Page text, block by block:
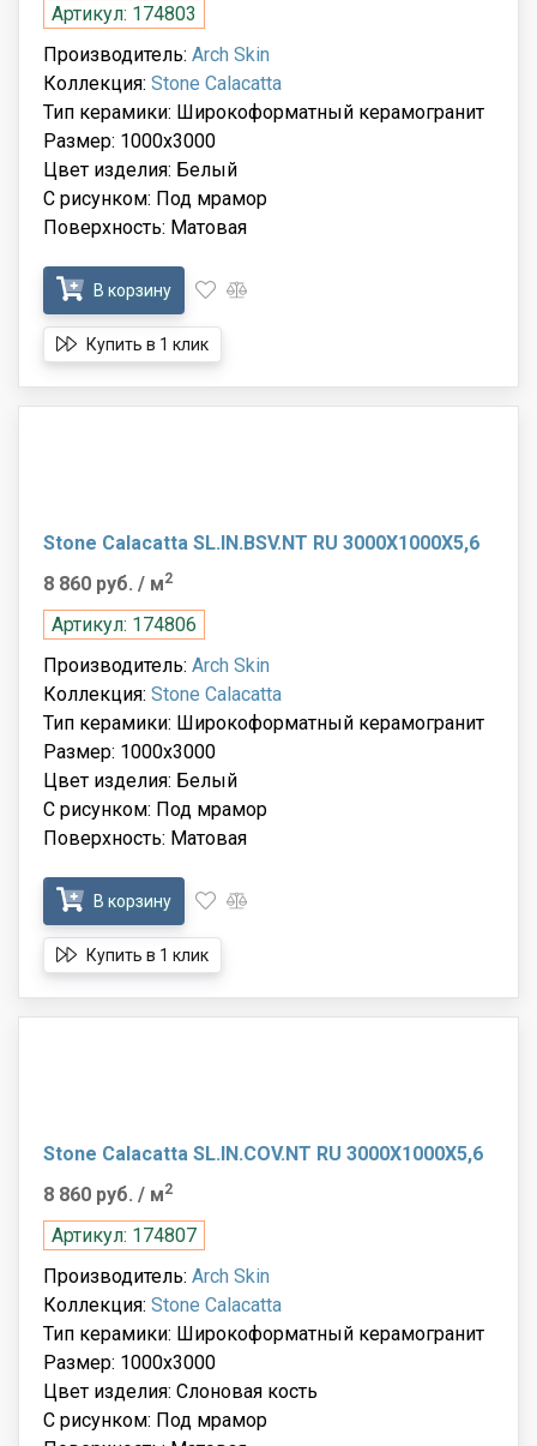
Артикул: 174803
Производитель: Arch Skin
Коллекция: Stone Calacatta
Тип керамики: Широкоформатный керамогранит
Размер: 1000x3000
Цвет изделия: Белый
С рисунком: Под мрамор
Поверхность: Матовая
В корзину
Купить в 1 клик
Stone Calacatta SL.IN.BSV.NT RU 3000X1000X5,6
8 860 руб. / м2
Артикул: 174806
Производитель: Arch Skin
Коллекция: Stone Calacatta
Тип керамики: Широкоформатный керамогранит
Размер: 1000x3000
Цвет изделия: Белый
С рисунком: Под мрамор
Поверхность: Матовая
В корзину
Купить в 1 клик
Stone Calacatta SL.IN.COV.NT RU 3000X1000X5,6
8 860 руб. / м2
Артикул: 174807
Производитель: Arch Skin
Коллекция: Stone Calacatta
Тип керамики: Широкоформатный керамогранит
Размер: 1000x3000
Цвет изделия: Слоновая кость
С рисунком: Под мрамор